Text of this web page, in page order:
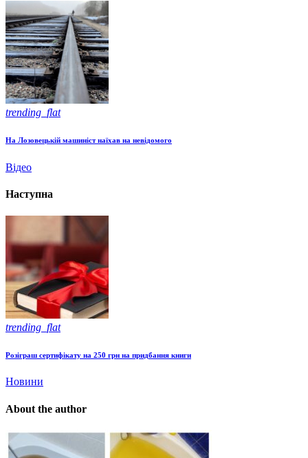
trending_flat
На Лозовецькій машиніст наїхав на невідомого
Відео
Наступна
trending_flat
Розіграш сертифікату на 250 грн на придбання книги
Новини
About the author